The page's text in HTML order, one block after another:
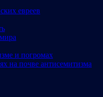
евреев
и погромах
на почве антисемитизма